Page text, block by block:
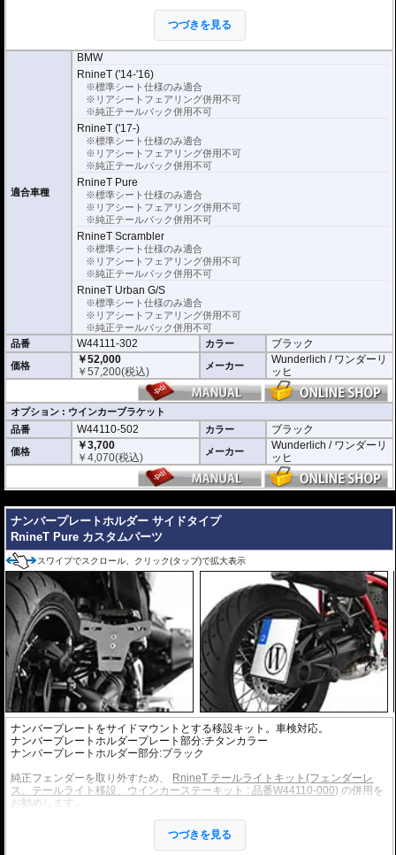
※取付保証はノーマル車両に対してのみとなります。他社製品との組み合わせ
などで加工の必要可否などはお答えすることができません。マニュアルを参考
ナンバープレートの取付角度の調節が可能ですが、これを理由に車検不適合と
なることはありません。
国土交通省自動車局自動車情報課 及び 整備課に確認済み
オプションにウインカーブラケットをご用意
汎用リアウインカー（取り付けボルト径がM5）を取り付けることができます。
車検対応 世界最小ウインカーであるKellermann/ケラーマンの
micro S等の設置がスマートに行なえます。
つづきを見る
適合車種
BMW
RnineT ('14-'16)
※標準シート仕様のみ適合
※リアシートフェアリング併用不可
※純正テールバック併用不可
RnineT ('17-)
※標準シート仕様のみ適合
※リアシートフェアリング併用不可
※純正テールバック併用不可
RnineT Pure
※標準シート仕様のみ適合
※リアシートフェアリング併用不可
※純正テールバック併用不可
RnineT Scrambler
※標準シート仕様のみ適合
※リアシートフェアリング併用不可
※純正テールバック併用不可
RnineT Urban G/S
※標準シート仕様のみ適合
※リアシートフェアリング併用不可
※純正テールバック併用不可
品番
W44111-302 カラー ブラック
価格
￥52,000
￥57,200(税込) メーカー
Wunderlich / ワンダーリ
ッヒ
オプション : ウインカーブラケット
品番
W44110-502 カラー ブラック
価格
￥3,700
￥4,070(税込) メーカー
Wunderlich / ワンダーリ
ッヒ
ナンバープレートホルダー サイドタイプ
RnineT Pure カスタムパーツ
スワイプでスクロール、クリック(タップ)で拡大表示
ナンバープレートをサイドマウントとする移設キット。車検対応。
ナンバープレートホルダープレート部分:チタンカラー
ナンバープレートホルダー部分:ブラック
純正フェンダーを取り外すため、 RnineT テールライトキット(フェンダーレ
ス、テールライト移設、ウインカーステーキット : 品番W44110-000) の併用を
お勧めします。
※LEDナンバープレートライト付属
※取付保証はノーマル車両に対してのみとなります。他社製品との組み合わせ
つづきを見る